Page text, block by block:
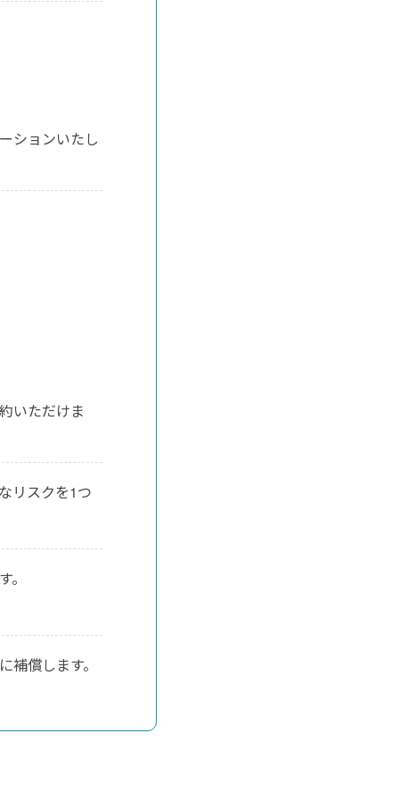
ションいたし
いただけま
リスクを1つ
。
償します。